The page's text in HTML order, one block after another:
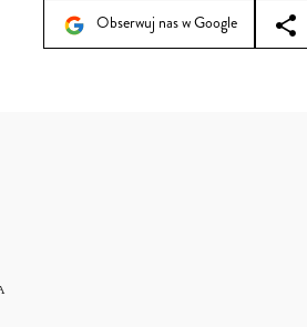
Obserwuj nas w Google